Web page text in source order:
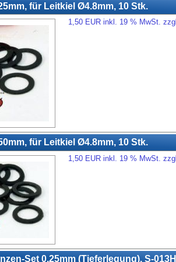
für Leitkiel Ø4.8mm, 10 Stk.
1,50 EUR inkl. 19 % MwSt.
für Leitkiel Ø4.8mm, 10 Stk.
1,50 EUR inkl. 19 % MwSt.
Set 0.25mm (Tieferlegung), S-